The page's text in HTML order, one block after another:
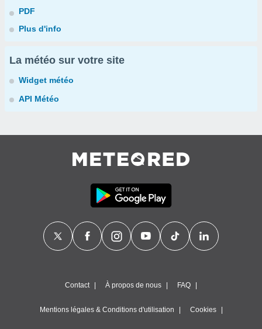
PDF
Plus d'info
La météo sur votre site
Widget météo
API Météo
Contact À propos de nous FAQ
Mentions légales & Conditions d'utilisation Cookies